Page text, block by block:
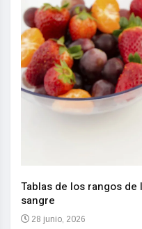
Tablas de los rangos
sangre
28 junio, 2026